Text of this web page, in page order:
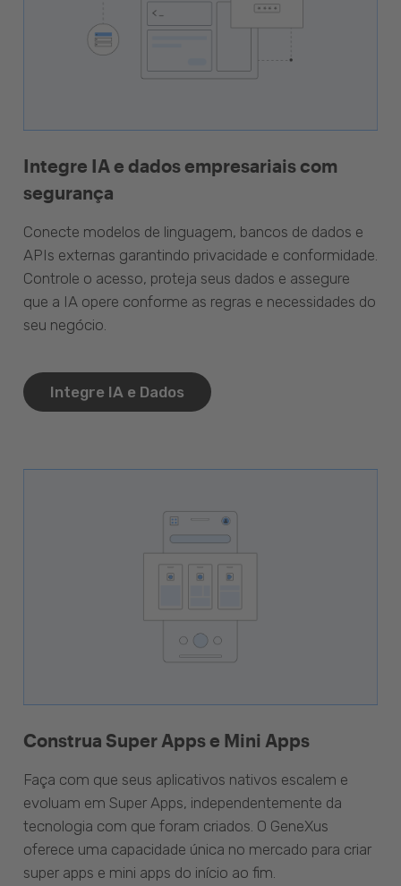
Integre IA e dados empresariais com
segurança
Conecte modelos de linguagem, bancos de dados e
APIs externas garantindo privacidade e conformidade.
Controle o acesso, proteja seus dados e assegure
que a IA opere conforme as regras e necessidades do
seu negócio.
Integre IA e Dados
Construa Super Apps e Mini Apps
Faça com que seus aplicativos nativos escalem e
evoluam em Super Apps, independentemente da
tecnologia com que foram criados. O GeneXus
oferece uma capacidade única no mercado para criar
super apps e mini apps do início ao fim.